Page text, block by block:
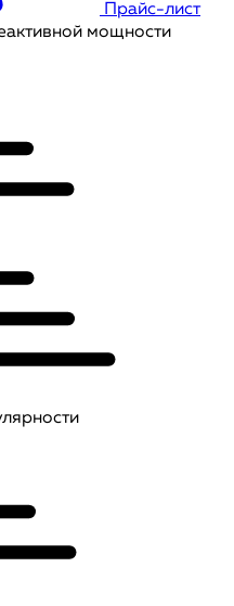
Прайс-лист
мощности